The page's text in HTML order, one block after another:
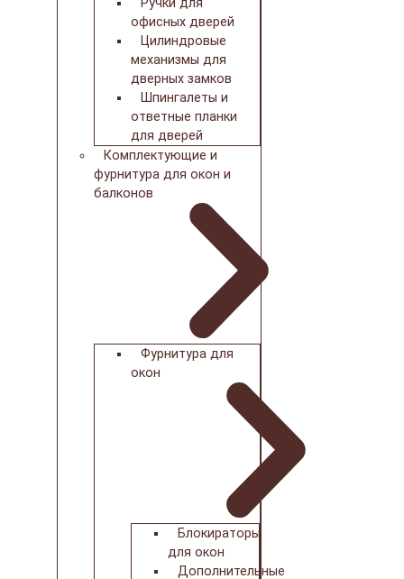
офисных дверей
Цилиндровые
механизмы для
дверных замков
Шпингалеты и
ответные планки
для дверей
Комплектующие и
фурнитура для окон и
балконов
Фурнитура для
окон
Блокираторы
для окон
Дополнительные